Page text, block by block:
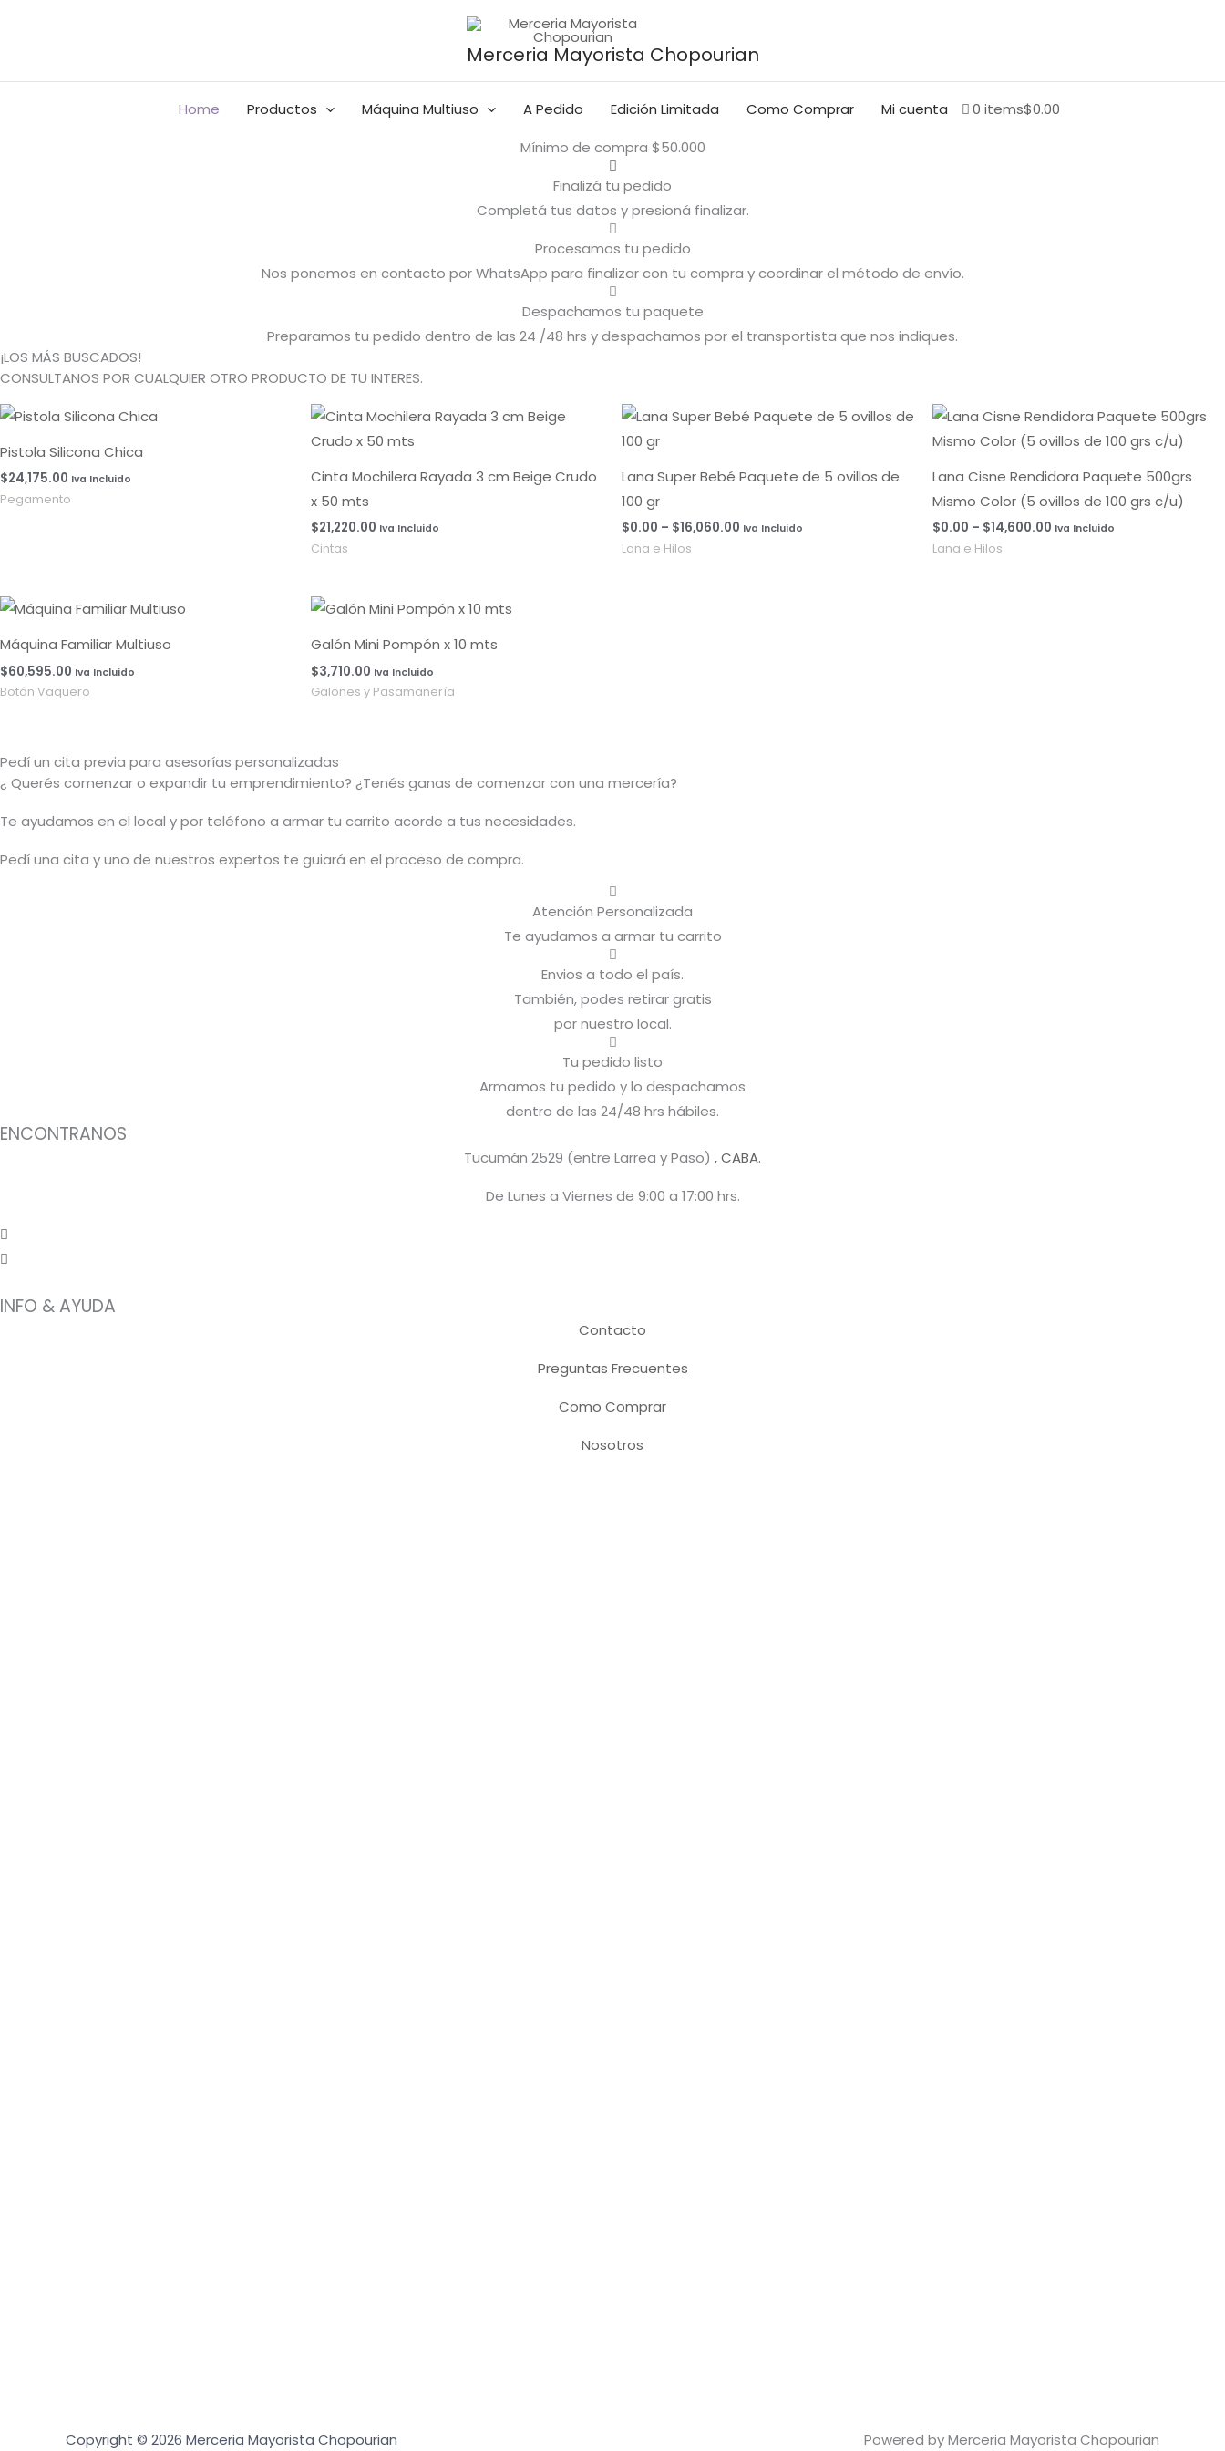
Merceria Mayorista Chopourian
Home Productos Máquina Multiuso A Pedido Edición Limitada Como Comprar Mi cuenta 0 items$0.00
Mínimo de compra $50.000
Finalizá tu pedido
Completá tus datos y presioná finalizar.
Procesamos tu pedido
Nos ponemos en contacto por WhatsApp para finalizar con tu compra y coordinar el método de envío.
Despachamos tu paquete
Preparamos tu pedido dentro de las 24 /48 hrs y despachamos por el transportista que nos indiques.
¡LOS MÁS BUSCADOS!
CONSULTANOS POR CUALQUIER OTRO PRODUCTO DE TU INTERES.
Pistola Silicona Chica
$24,175.00 Iva Incluido
Pegamento
Cinta Mochilera Rayada 3 cm Beige Crudo
x 50 mts
$21,220.00 Iva Incluido
Cintas
Lana Super Bebé Paquete de 5 ovillos de
100 gr
$0.00 – $16,060.00
Rango
de
$0.00
hasta
Iva Incluido
Lana e Hilos
Lana Cisne Rendidora Paquete 500grs
Mismo Color (5 ovillos de 100 grs c/u)
$0.00 – $14,600.00
Rango
de
precios:
$0.00
$14,600.00
Iva Incluido
Lana e Hilos
Máquina Familiar Multiuso
$60,595.00 Iva Incluido
Botón Vaquero
Galón Mini Pompón x 10 mts
$3,710.00 Iva Incluido
Galones y Pasamanería
Pedí un cita previa para asesorías personalizadas
¿ Querés comenzar o expandir tu emprendimiento? ¿Tenés ganas de comenzar con una mercería?
Te ayudamos en el local y por teléfono a armar tu carrito acorde a tus necesidades.
Pedí una cita y uno de nuestros expertos te guiará en el proceso de compra.
Atención Personalizada
Te ayudamos a armar tu carrito
Envios a todo el país.
También, podes retirar gratis
por nuestro local.
Tu pedido listo
Armamos tu pedido y lo despachamos
dentro de las 24/48 hrs hábiles.
ENCONTRANOS
Tucumán 2529 (entre Larrea y Paso) , CABA.
De Lunes a Viernes de 9:00 a 17:00 hrs.
INFO & AYUDA
Contacto
Preguntas Frecuentes
Como Comprar
Nosotros
Copyright © 2026 Merceria Mayorista Chopourian Powered by Merceria Mayorista Chopourian